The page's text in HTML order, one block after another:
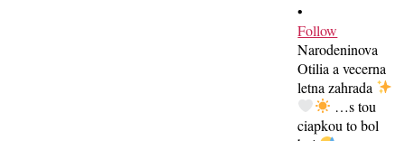
•
Follow
Narodeninova
Otilia a vecerna
letna zahrada
…s tou
ciapkou to bol